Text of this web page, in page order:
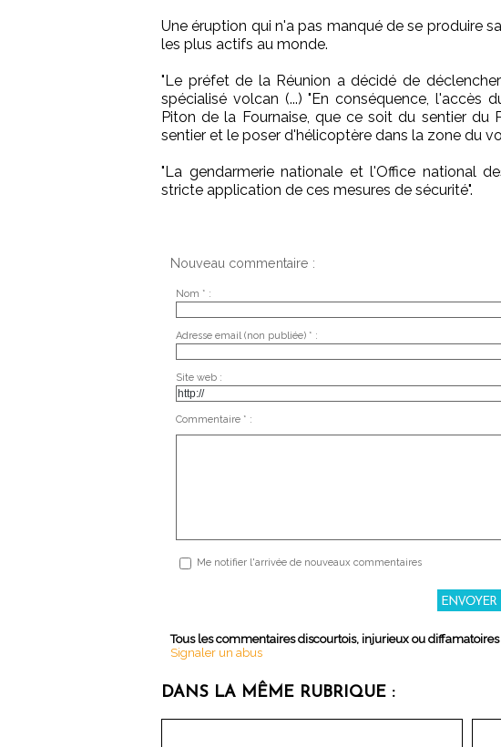
Une éruption qui n'a pas manqué de se produire
les plus actifs au monde.
"Le préfet de la Réunion a décidé de
spécialisé volcan (...) "En conséquence,
Piton de la Fournaise, que ce soit du sentier
sentier et le poser d'hélicoptère dans la zone du
"La gendarmerie nationale et l'Office national
stricte application de ces mesures de sécurité".
Nouveau commentaire :
Nom * :
Adresse email (non publiée) * :
Site web :
Commentaire * :
Me notifier l'arrivée de nouveaux commentaires
Tous les commentaires discourtois, injurieux ou
Signaler un abus
DANS LA MÊME RUBRIQUE :